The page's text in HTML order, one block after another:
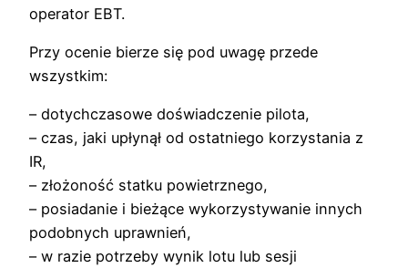
operator EBT.
Przy ocenie bierze się pod uwagę przede
wszystkim:
– dotychczasowe doświadczenie pilota,
– czas, jaki upłynął od ostatniego korzystania z
IR,
– złożoność statku powietrznego,
– posiadanie i bieżące wykorzystywanie innych
podobnych uprawnień,
– w razie potrzeby wynik lotu lub sesji